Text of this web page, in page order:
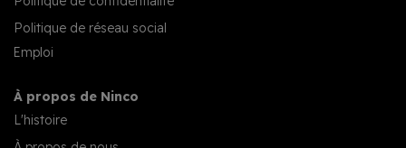
Politique de réseau social
Emploi
À propos de Ninco
L'histoire